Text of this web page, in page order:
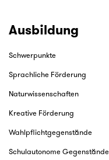
Ausbildung
Schwerpunkte
Sprachliche Förderung
Naturwissenschaften
Kreative Förderung
Wahlpflichtgegenstände
Schulautonome Gegenstände